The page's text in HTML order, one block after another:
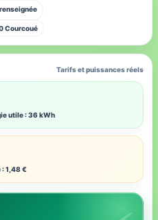
renseignée
Courcoué
Tarifs et puissances réels
utile : 36 kWh
: 1,48 €